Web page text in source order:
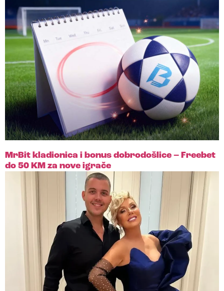
MrBit kladionica i bonus dobrodošlice – Freebet
do 50 KM za nove igrače